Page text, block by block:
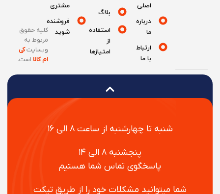
شنبه تا چهارشنبه از ساعت ۸ الی ۱۶
پنجشنبه ۸ الی ۱۴
پاسخگوی تماس شما هستیم
شما میتوانید مشکلات خود را از طریق تیکت
درباره
ارتباط
بلاگ
استفاده
امتیازها
مشتری
فروشنده
شوید
کلیه حقوق
مربوط به
وبسایتکی
ام کالااست.